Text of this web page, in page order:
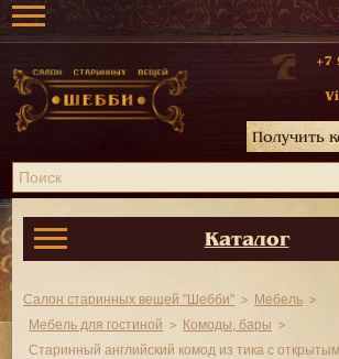
+7
Получить
Каталог
Салон старинных вещей "Шебби"
Мебель
Мебель для гостиной
Комоды, бары
Старинный английский комод из тика с